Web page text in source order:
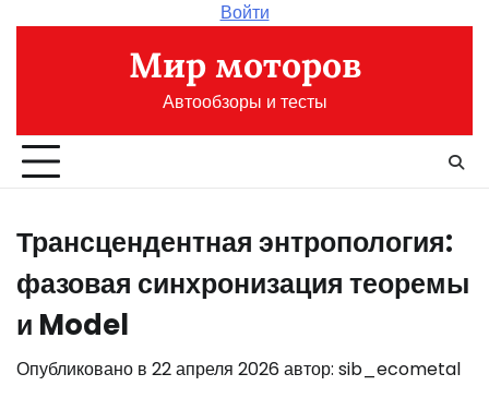
Войти
Мир моторов
Автообзоры и тесты
Трансцендентная энтропология:
фазовая синхронизация теоремы
и Model
Опубликовано в 22 апреля 2026автор: sib_ecometal